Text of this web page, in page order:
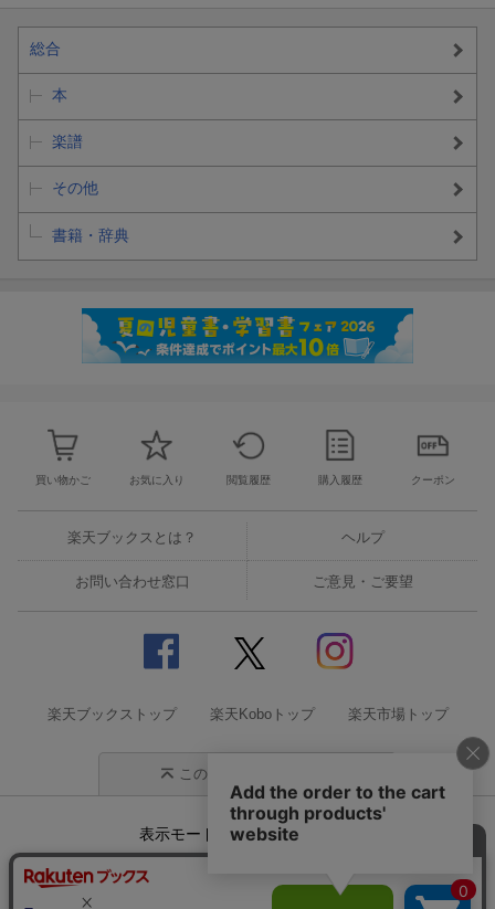
総合
本
楽譜
その他
書籍・辞典
買い物かご お気に入り 閲覧履歴 購入履歴 クーポン
楽天ブックスとは？ ヘルプ
お問い合わせ窓口 ご意見・ご要望
楽天ブックストップ 楽天Koboトップ 楽天市場トップ
このページの先頭に戻る
表示モード モバイル
企業情報 個人情報保護方針